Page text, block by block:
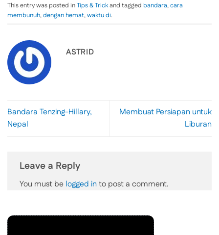
This entry was posted inTips & Trickand tagged bandara,cara
membunuh,dengan hemat,waktu di.
ASTRID
Bandara Tenzing-Hillary,
Nepal
Membuat Persiapan untuk
Liburan
Leave a Reply
You must be logged in to post a comment.